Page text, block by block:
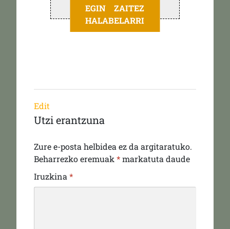
EGIN ZAITEZ
HALABELARRI
Edit
Utzi erantzuna
Zure e-posta helbidea ez da argitaratuko.
Beharrezko eremuak *markatuta daude
Iruzkina *